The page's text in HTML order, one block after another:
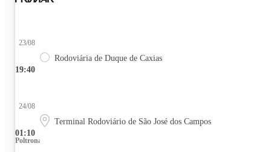
19:40
23/08
Rodoviária de Duque de Caxias
01:10
24/08
Terminal Rodoviário de São José dos Campos
Poltrona